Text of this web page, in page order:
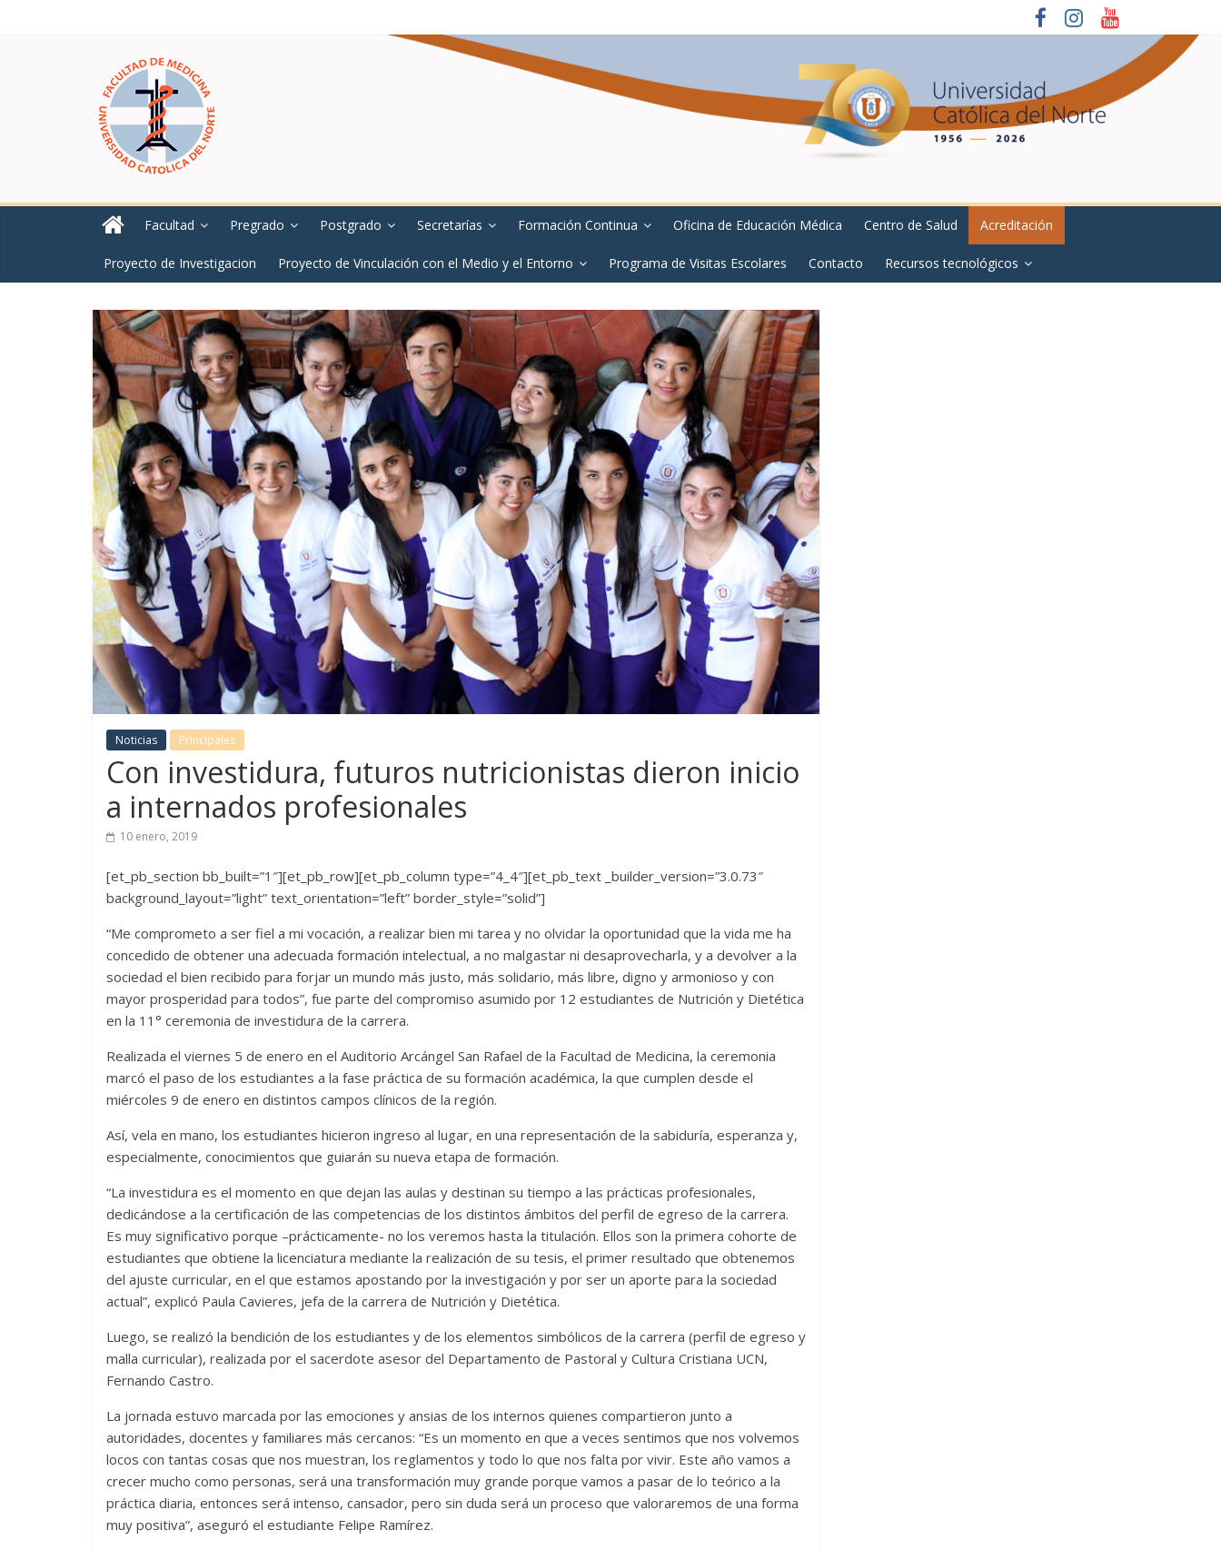
Facultad Pregrado Postgrado Secretarías Formación Continua Oficina de Educación Médica Centro de Salud Acreditación
Proyecto de Investigacion Proyecto de Vinculación con el Medio y el Entorno Programa de Visitas Escolares Contacto Recursos tecnológicos
Noticias Principales
Con investidura, futuros nutricionistas dieron inicio
a internados profesionales
10 enero, 2019
[et_pb_section bb_built=”1″][et_pb_row][et_pb_column type=”4_4″][et_pb_text _builder_version=”3.0.73″
background_layout=”light” text_orientation=”left” border_style=”solid”]
“Me comprometo a ser fiel a mi vocación, a realizar bien mi tarea y no olvidar la oportunidad que la vida me ha
concedido de obtener una adecuada formación intelectual, a no malgastar ni desaprovecharla, y a devolver a la
sociedad el bien recibido para forjar un mundo más justo, más solidario, más libre, digno y armonioso y con
mayor prosperidad para todos”, fue parte del compromiso asumido por 12 estudiantes de Nutrición y Dietética
en la 11° ceremonia de investidura de la carrera.
Realizada el viernes 5 de enero en el Auditorio Arcángel San Rafael de la Facultad de Medicina, la ceremonia
marcó el paso de los estudiantes a la fase práctica de su formación académica, la que cumplen desde el
miércoles 9 de enero en distintos campos clínicos de la región.
Así, vela en mano, los estudiantes hicieron ingreso al lugar, en una representación de la sabiduría, esperanza y,
especialmente, conocimientos que guiarán su nueva etapa de formación.
“La investidura es el momento en que dejan las aulas y destinan su tiempo a las prácticas profesionales,
dedicándose a la certificación de las competencias de los distintos ámbitos del perfil de egreso de la carrera.
Es muy significativo porque –prácticamente- no los veremos hasta la titulación. Ellos son la primera cohorte de
estudiantes que obtiene la licenciatura mediante la realización de su tesis, el primer resultado que obtenemos
del ajuste curricular, en el que estamos apostando por la investigación y por ser un aporte para la sociedad
actual”, explicó Paula Cavieres, jefa de la carrera de Nutrición y Dietética.
Luego, se realizó la bendición de los estudiantes y de los elementos simbólicos de la carrera (perfil de egreso y
malla curricular), realizada por el sacerdote asesor del Departamento de Pastoral y Cultura Cristiana UCN,
Fernando Castro.
La jornada estuvo marcada por las emociones y ansias de los internos quienes compartieron junto a
autoridades, docentes y familiares más cercanos: “Es un momento en que a veces sentimos que nos volvemos
locos con tantas cosas que nos muestran, los reglamentos y todo lo que nos falta por vivir. Este año vamos a
crecer mucho como personas, será una transformación muy grande porque vamos a pasar de lo teórico a la
práctica diaria, entonces será intenso, cansador, pero sin duda será un proceso que valoraremos de una forma
muy positiva”, aseguró el estudiante Felipe Ramírez.